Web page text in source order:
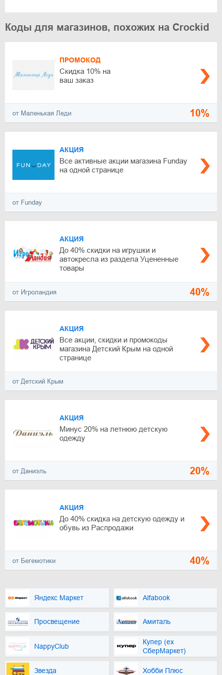
Коды для магазинов, похожих на Crockid
ПРОМОКОД
Скидка 10% на
ваш заказ
от Маленькая Леди 10%
АКЦИЯ
Все активные акции магазина Funday
на одной странице
от Funday
АКЦИЯ
До 40% скидки на игрушки и
автокресла из раздела Уцененные
товары
от Игроландия 40%
АКЦИЯ
Все акции, скидки и промокоды
магазина Детский Крым на одной
странице
от Детский Крым
АКЦИЯ
Минус 20% на летнюю детскую
одежду
от Даниэль 20%
АКЦИЯ
До 40% скидка на детскую одежду и
обувь из Распродажи
от Бегемотики 40%
Яндекс Маркет Alfabook
Просвещение Амиталь
NappyClub
Купер (ex
СберМаркет)
Звезда Хобби Плюс